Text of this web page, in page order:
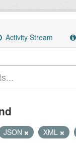
Activity Stream
JSON XML